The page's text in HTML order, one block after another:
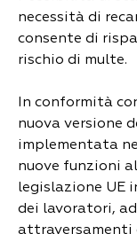
necessità di
consente di
rischio di multe.
In conformità
nuova versione
implementata
nuove funzioni
legislazione UE
dei lavoratori,
attraversamenti